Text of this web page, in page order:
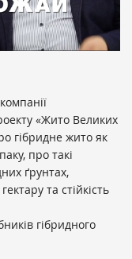
«Жито Великих
гібридне жито як
про такі
ґрунтах,
та стійкість
гібридного